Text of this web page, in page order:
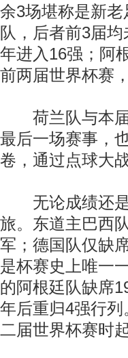
余3场堪称是新
队，后者前3届
年进入16强；阿
前两届世界杯赛
荷兰队与本届
最后一场赛事，
卷，通过点球大
无论成绩还是
旅。东道主巴西
军；德国队仅缺
是杯赛史上唯一
的阿根廷队缺席
年后重归4强行
二届世界杯赛时